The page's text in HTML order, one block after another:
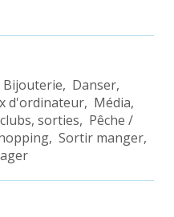
Danser,
d'ordinateur, Média,
sorties, Pêche /
Sortir manger,